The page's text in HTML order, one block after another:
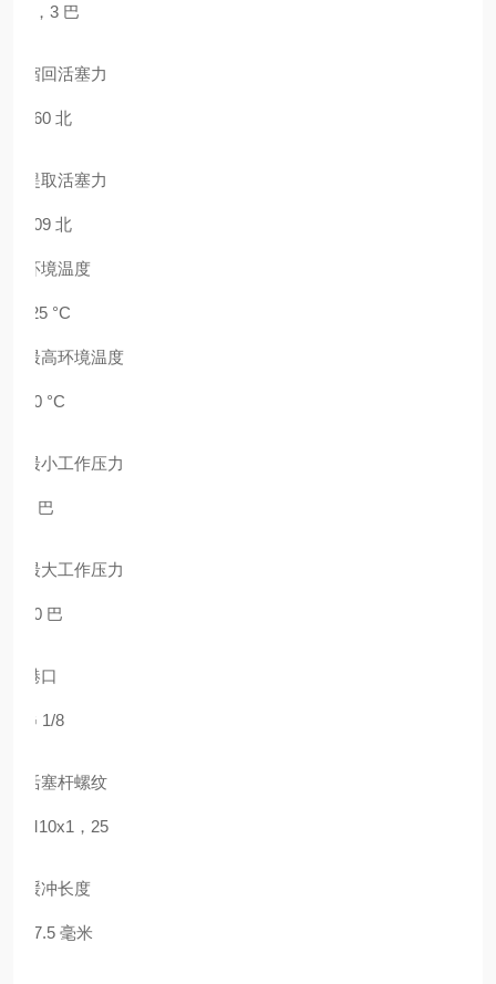
6，3 巴
缩回活塞力
260 北
提取活塞力
309 北
环境温度
-25 °C
最高环境温度
80 °C
最小工作压力
1 巴
最大工作压力
10 巴
港口
G 1/8
活塞杆螺纹
M10x1，25
缓冲长度
17.5 毫米